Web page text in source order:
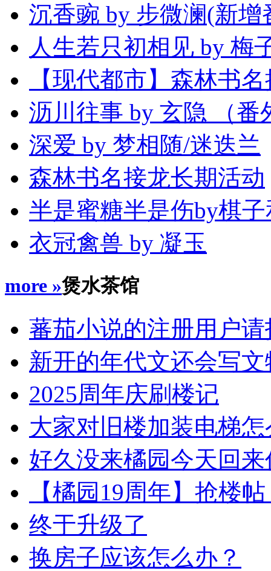
沉香豌 by 步微澜(新增
人生若只初相见 by 梅
【现代都市】森林书
沥川往事 by 玄隐 （番
深爱 by 梦相随/迷迭兰
森林书名接龙长期活动
半是蜜糖半是伤by棋
衣冠禽兽 by 凝玉
more »煲水茶馆
蕃茄小说的注册用户
新开的年代文还会写
2025周年庆刷楼记
大家对旧楼加装电梯怎
好久没来橘园今天回
【橘园19周年】抢楼
终于升级了
换房子应该怎么办？